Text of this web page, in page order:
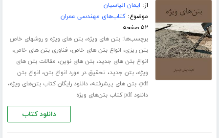
از: ایمان الیاسیان
موضوع:کتاب‌های مهندسی عمران
۵۲ صفحه
برچسب‌ها:بتن های ویژه،بتن های ویژه و روشهای خاص
بتن ریزی، انواع بتن های خاص، فناوری بتن های خاص،
انواع بتن های جدید،بتن های نوین، مقالات بتن های
ویژه،بتن جدید، تحقیق در مورد انواع بتن، انواع بتن
pdf،بتن های پیشرفته،دانلود رایگان کتاب بتن‌های ویژه،
دانلود pdf کتاب بتن‌های ویژه
دانلود کتاب